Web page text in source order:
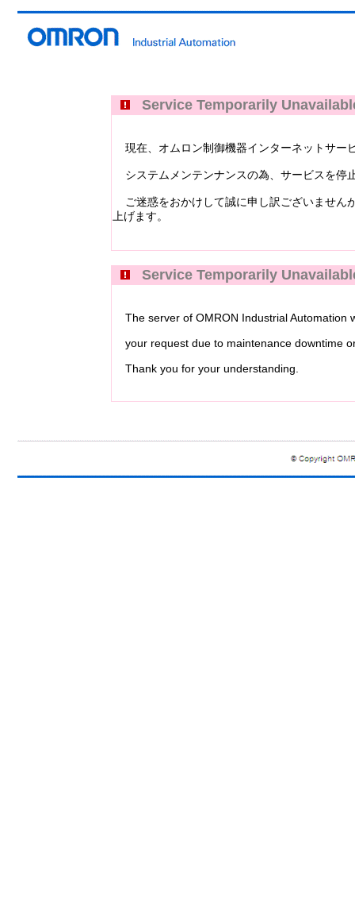
Service Temporarily
現在、オムロン制御機器インターネットサー
システムメンテンナンスの為、サービスを停
ご迷惑をおかけして誠に申し訳ございません
上げます。
Service Temporarily
The server of OMRON Industrial Automation
your request due to maintenance downtime
Thank you for your understanding.